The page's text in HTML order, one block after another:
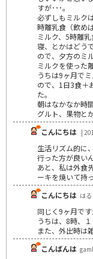
すが･･･。
必ずしもミルク
時離乳食（飲め
ミルク、5時離
寝、とかはどう
ので、夕方のミ
ミルクを使った
うちは9ヶ月で
ので、1日3食＋
た。
朝はなかなか時
グルト、果物と
こんにちは |
生活リズム的に
行った方が良い
あと、私は外食
ーキを焼いて持
こんにちは は
同じく9ヶ月です
うちは、8時、
また、外出時は
こんばんは